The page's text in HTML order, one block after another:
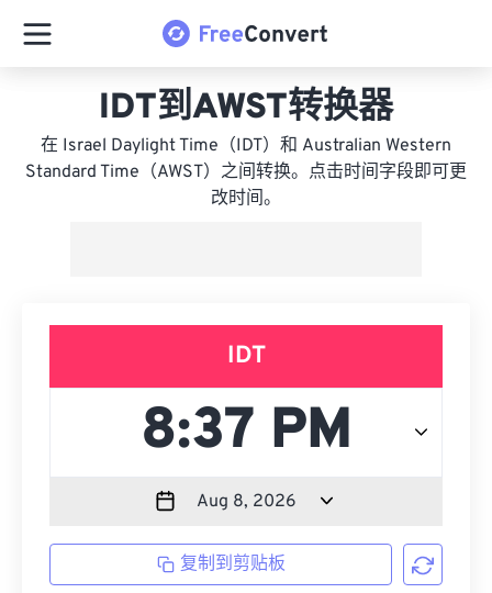
IDT到AWST转换器
在 Israel Daylight Time（IDT）和 Australian Western
Standard Time（AWST）之间转换。点击时间字段即可更
改时间。
IDT
复制到剪贴板